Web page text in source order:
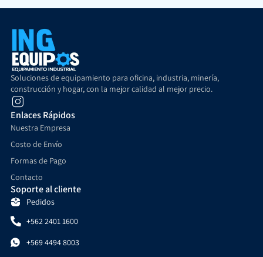
Soluciones de equipamiento para oficina, industria, minería,
construcción y hogar, con la mejor calidad al mejor precio.
Enlaces Rápidos
Nuestra Empresa
Costo de Envío
Formas de Pago
Contacto
Soporte al cliente
Pedidos
+562 2401 1600
+569 4494 8003